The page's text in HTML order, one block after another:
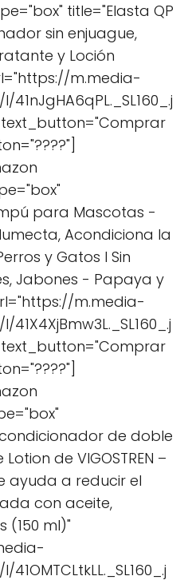
title="Elasta QP
sin enjuague,
y Loción
m.media-
text_button="Comprar
para Mascotas -
Acondiciona la
y Gatos I Sin
Jabones - Papaya y
m.media-
text_button="Comprar
de doble
de VIGOSTREN –
ayuda a reducir el
con aceite,
(150 ml)"